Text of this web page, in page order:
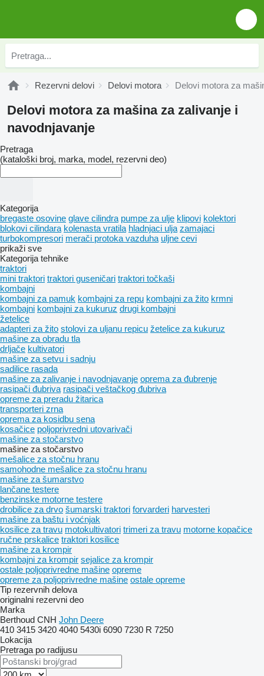
Rezervni delovi Delovi motora Delovi motora za
Delovi motora za mašina za zalivanje i
navodnjavanje
Pretraga
(kataloški broj, marka, model, rezervni deo)
Kategorija
bregastе osovinе glave cilindra pumpe za ulje klipovi kolektori
blokovi cilindara kolenasta vratila hladnjaci ulja zamajaci
turbokompresori merači protoka vazduha uljne cevi
prikaži sve
Kategorija tehnike
traktori
mini traktori traktori guseničari traktori točkaši
kombajni
kombajni za pamuk kombajni za repu kombajni za žito krmni
kombajni kombajni za kukuruz drugi kombajni
žetelice
adapteri za žito stolovi za uljanu repicu žetelice za kukuruz
mašine za obradu tla
drljače kultivatori
mašinе za setvu i sadnju
sadilice rasada
mašine za zalivanje i navodnjavanje oprema za đubrenje
rasipači đubriva rasipači veštačkog đubriva
opreme za preradu žitarica
transporteri zrna
oprema za kosidbu sena
kosačice poljoprivredni utovarivači
mašine za stočarstvo
mašine za stočarstvo
mešalice za stočnu hranu
samohodne mešalice za stočnu hranu
mašine za šumarstvo
lančane testere
benzinske motorne testere
drobilice za drvo šumarski traktori forvarderi harvesteri
mašine za baštu i voćnjak
kosilice za travu motokultivatori trimeri za travu motorne kopačice
ručne prskalice traktori kosilice
mašine za krompir
kombajni za krompir sejalice za krompir
ostale poljoprivredne mašine opreme
opreme za poljoprivredne mašine ostale opreme
Tip rezervnih delova
originalni rezervni deo
Marka
Berthoud CNH John Deere
410 3415 3420 4040 5430i 6090 7230 R 7250
Lokacija
Pretraga po radijusu